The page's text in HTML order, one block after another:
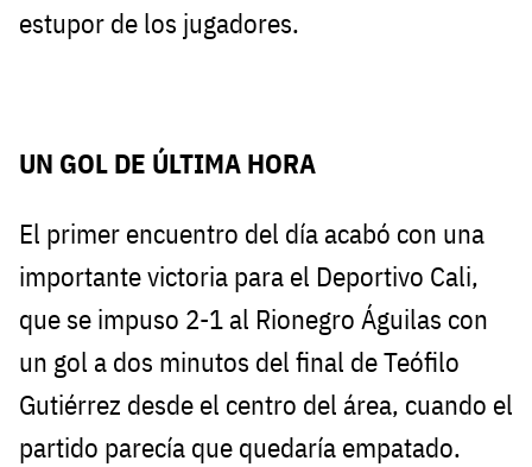
estupor de los jugadores.
UN GOL DE ÚLTIMA HORA
El primer encuentro del día acabó con una
importante victoria para el Deportivo Cali,
que se impuso 2-1 al Rionegro Águilas con
un gol a dos minutos del final de Teófilo
Gutiérrez desde el centro del área, cuando el
partido parecía que quedaría empatado.